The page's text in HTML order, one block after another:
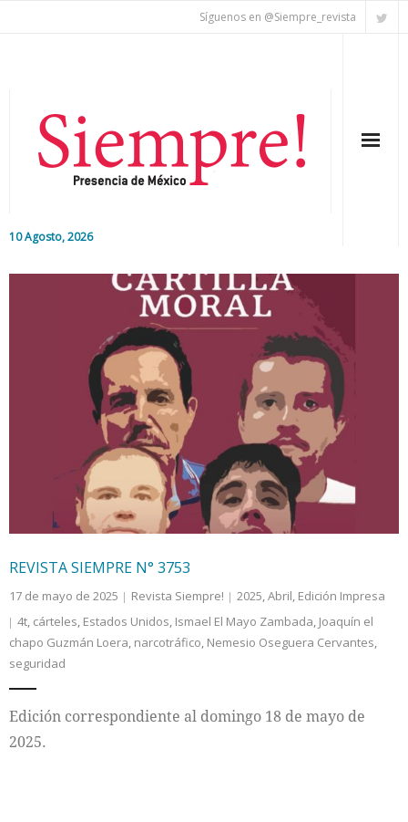
Síguenos en @Siempre_revista
10 Agosto, 2026
Nacional
Colaboradores
Internacional
Cultura
REVISTA SIEMPRE N° 3753
17 de mayo de 2025 Revista Siempre! 2025,Abril, Edición Impresa
4t, cárteles, Estados Unidos, Ismael El Mayo Zambada, Joaquín el
chapo Guzmán Loera, narcotráfico, Nemesio Oseguera Cervantes,
seguridad
Edición correspondiente al domingo 18 de mayo de
2025.